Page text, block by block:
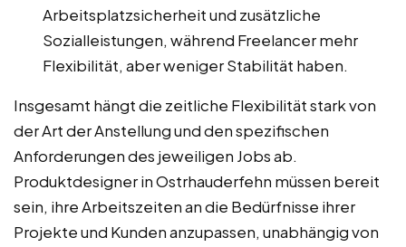
Arbeitsplatzsicherheit und zusätzliche
Sozialleistungen, während Freelancer mehr
Flexibilität, aber weniger Stabilität haben.
Insgesamt hängt die zeitliche Flexibilität stark von
der Art der Anstellung und den spezifischen
Anforderungen des jeweiligen Jobs ab.
Produktdesigner in Ostrhauderfehn müssen bereit
sein, ihre Arbeitszeiten an die Bedürfnisse ihrer
Projekte und Kunden anzupassen, unabhängig von